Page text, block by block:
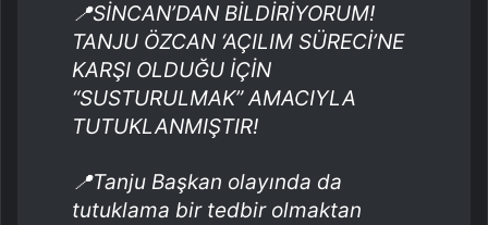
📍SİNCAN’DAN BİLDİRİYORUM!
TANJU ÖZCAN ‘AÇILIM SÜRECİ’NE
KARŞI OLDUĞU İÇİN
“SUSTURULMAK” AMACIYLA
TUTUKLANMIŞTIR!
📍Tanju Başkan olayında da
tutuklama bir tedbir olmaktan